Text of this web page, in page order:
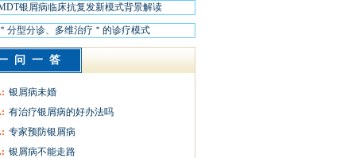
问一答
银屑病未婚
有治疗银屑病的好办法吗
专家预防银屑病
银屑病不能走路